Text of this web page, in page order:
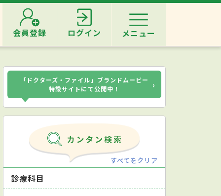
会員登録 ログイン メニュー
「ドクターズ・ファイル」ブランドムービー
特設サイトにて公開中！
›
すべてをクリア
診療科目